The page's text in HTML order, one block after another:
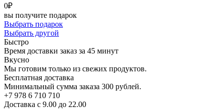
0₽
вы получите подарок
Выбрать подарок
Выбрать другой
Быстро
Время доставки заказ за 45 минут
Вкусно
Мы готовим только из свежих продуктов.
Бесплатная доставка
Минимальный сумма заказа 300 рублей.
+7 978 6 710 710
Доставка с 9.00 до 22.00